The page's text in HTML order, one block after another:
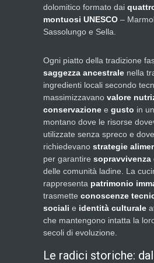
dolomitico formato dai
montuosi UNESCO –
Sassolungo e Sella.
Ogni piatto della tradizione
saggezza ancestrale nella
ingredienti locali secondo
massimizzavano valore
conservazione e gusto in
montano dove le risorse
utilizzate senza spreco e
richiedevano strategie
per garantire sopravvivenza
delle comunità ladine. La
rappresenta patrimonio
trasmette conoscenze
sociali e identità culturale
che mantengono intatta la
secoli di evoluzione.
Le radici storiche: